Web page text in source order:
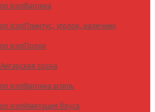
Вагонка
Плинтус, уголок, наличник
Полок
Ангарская сосна
Вагонка штиль
Имитация бруса